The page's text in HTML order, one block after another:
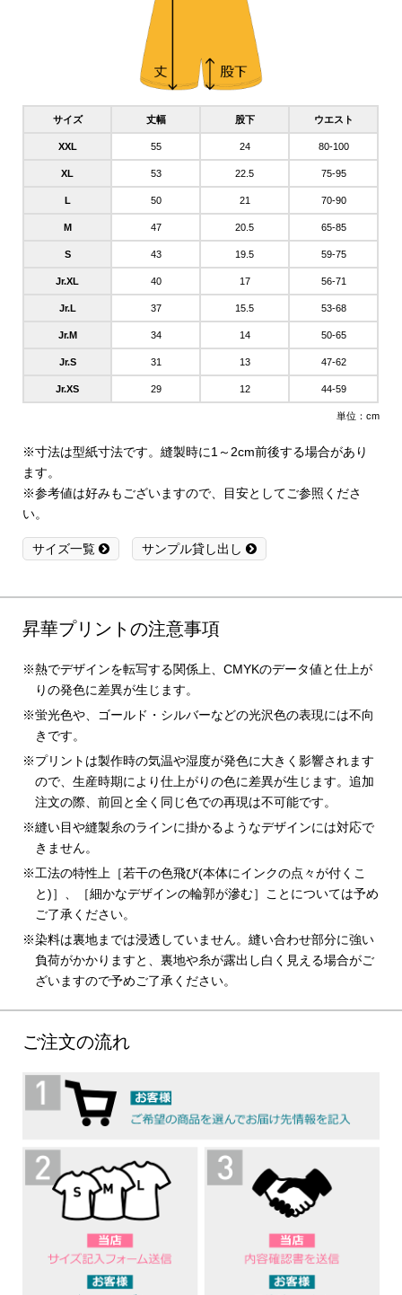
サイズ 丈幅 股下 ウエスト
XXL 55 24 80-100
XL 53 22.5 75-95
L 50 21 70-90
M 47 20.5 65-85
S 43 19.5 59-75
Jr.XL 40 17 56-71
Jr.L 37 15.5 53-68
Jr.M 34 14 50-65
Jr.S 31 13 47-62
Jr.XS 29 12 44-59
単位：cm
※寸法は型紙寸法です。縫製時に1～2cm前後する場合があり
ます。
※参考値は好みもございますので、目安としてご参照くださ
い。
サイズ一覧 サンプル貸し出し
昇華プリントの注意事項
熱でデザインを転写する関係上、CMYKのデータ値と仕上が
りの発色に差異が生じます。
蛍光色や、ゴールド・シルバーなどの光沢色の表現には不向
きです。
プリントは製作時の気温や湿度が発色に大きく影響されます
ので、生産時期により仕上がりの色に差異が生じます。追加
注文の際、前回と全く同じ色での再現は不可能です。
縫い目や縫製糸のラインに掛かるようなデザインには対応で
きません。
工法の特性上［若干の色飛び(本体にインクの点々が付くこ
と)］、［細かなデザインの輪郭が滲む］ことについては予め
ご了承ください。
染料は裏地までは浸透していません。縫い合わせ部分に強い
負荷がかかりますと、裏地や糸が露出し白く見える場合がご
ざいますので予めご了承ください。
ご注文の流れ